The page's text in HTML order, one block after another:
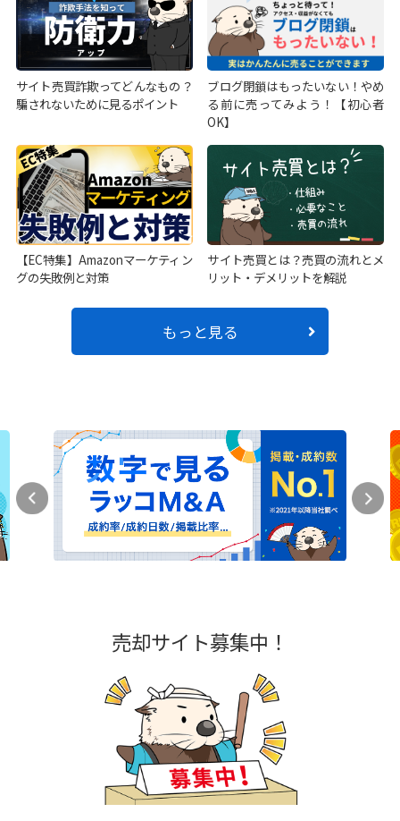
サイト売買詐欺ってどんなもの？
騙されないために見るポイント
ブログ閉鎖はもったいない！やめ
る前に売ってみよう！【初心者
OK】
【EC特集】Amazonマーケティン
グの失敗例と対策
サイト売買とは？売買の流れとメ
リット・デメリットを解説
もっと見る
売却サイト募集中！